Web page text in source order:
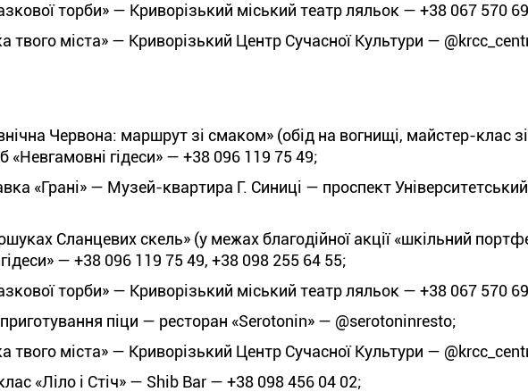
торби» — Криворізький міський театр ляльок — +38 067 570
твого міста» — Криворізький Центр Сучасної Культури —
Червона: маршрут зі смаком» (обід на вогнищі, майстер-клас зі
«Невгамовні гідеси» — +38 096 119 75 49;
«Грані» — Музей-квартира Г. Синиці — проспект Університетський
Сланцевих скель» (у межах благодійної акції «шкільний
— +38 096 119 75 49, +38 098 255 64 55;
торби» — Криворізький міський театр ляльок — +38 067 570
піци — ресторан «Serotonin» — @serotoninresto;
міста» — Криворізький Центр Сучасної Культури —
«Ліло і Стіч» — Shib Bar — +38 098 456 04 02;